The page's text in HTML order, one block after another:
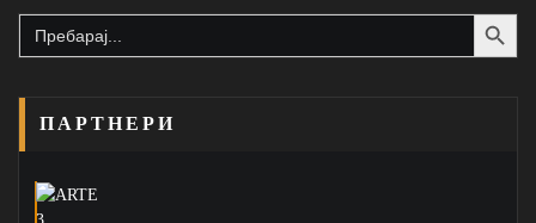
Search
for:
Search Button
ПАРТНЕРИ